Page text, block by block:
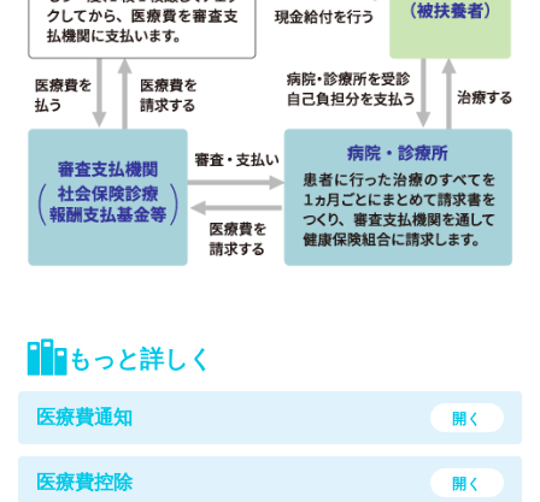
もっと詳しく
医療費通知 開く
医療費控除 開く